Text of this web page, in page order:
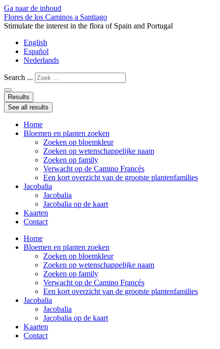
Ga naar de inhoud
Flores de los Caminos a Santiago
Stimulate the interest in the flora of Spain and Portugal
English
Español
Nederlands
Search ...
Results
See all results
Home
Bloemen en planten zoeken
Zoeken op bloemkleur
Zoeken op wetenschappelijke naam
Zoeken op family
Verwacht op de Camino Francés
Een kort overzicht van de grootste plantenfamilies
Jacobalia
Jacobalia
Jacobalia op de kaart
Kaarten
Contact
Home
Bloemen en planten zoeken
Zoeken op bloemkleur
Zoeken op wetenschappelijke naam
Zoeken op family
Verwacht op de Camino Francés
Een kort overzicht van de grootste plantenfamilies
Jacobalia
Jacobalia
Jacobalia op de kaart
Kaarten
Contact